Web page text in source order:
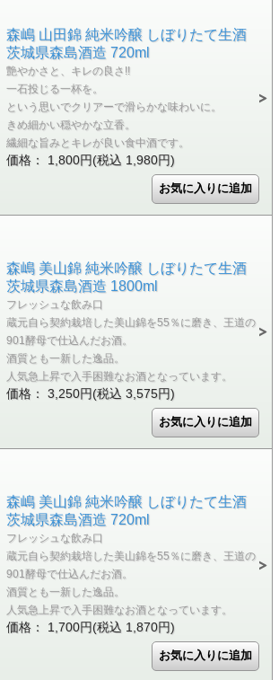
森嶋 山田錦 純米吟醸 しぼりたて生酒
茨城県森島酒造 720ml
艶やかさと、キレの良さ!!
一石投じる一杯を。
という思いでクリアーで滑らかな味わいに。
きめ細かい穏やかな立香。
繊細な旨みとキレが良い食中酒です。
価格： 1,800円(税込 1,980円)
森嶋 美山錦 純米吟醸 しぼりたて生酒
茨城県森島酒造 1800ml
フレッシュな飲み口
蔵元自ら契約栽培した美山錦を55％に磨き、王道の
901酵母で仕込んだお酒。
酒質とも一新した逸品。
人気急上昇で入手困難なお酒となっています。
価格： 3,250円(税込 3,575円)
森嶋 美山錦 純米吟醸 しぼりたて生酒
茨城県森島酒造 720ml
フレッシュな飲み口
蔵元自ら契約栽培した美山錦を55％に磨き、王道の
901酵母で仕込んだお酒。
酒質とも一新した逸品。
人気急上昇で入手困難なお酒となっています。
価格： 1,700円(税込 1,870円)